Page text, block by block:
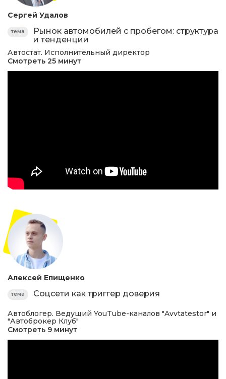
Сергей Удалов
тема
Рынок автомобилей с пробегом: структура
и тенденции
Автостат. Исполнительный директор
Смотреть 25 минут
Алексей Епищенко
тема Соцсети как триггер доверия
Автоблогер. Ведущий YouTube-каналов "Avvtatestor" и
"Автоброкер Клуб"
Смотреть 9 минут